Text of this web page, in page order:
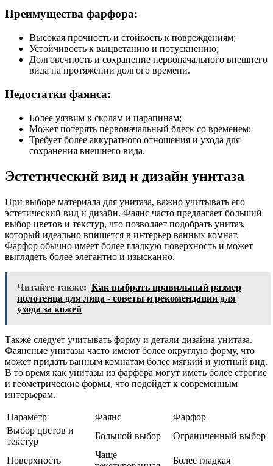
Преимущества фарфора:
Высокая прочность и стойкость к повреждениям;
Устойчивость к выцветанию и потускнению;
Долговечность и сохранение первоначального внешнего
вида на протяжении долгого времени.
Недостатки фаянса:
Более уязвим к сколам и царапинам;
Может потерять первоначальный блеск со временем;
Требует более аккуратного отношения и ухода для
сохранения внешнего вида.
Эстетический вид и дизайн унитаза
При выборе материала для унитаза, важно учитывать его
эстетический вид и дизайн. Фаянс часто предлагает больший
выбор цветов и текстур, что позволяет подобрать унитаз,
который идеально впишется в интерьер ванных комнат.
Фарфор обычно имеет более гладкую поверхность и может
выглядеть более элегантно и изысканно.
Читайте также: Как выбрать правильный размер
полотенца для лица - советы и рекомендации для
ухода за кожей
Также следует учитывать форму и детали дизайна унитаза.
Фаянсные унитазы часто имеют более округлую форму, что
может придать ванным комнатам более мягкий и уютный вид.
В то время как унитазы из фарфора могут иметь более строгие
и геометрические формы, что подойдет к современным
интерьерам.
Параметр Фаянс
Фарфор
Выбор цветов и
текстур
Большой выбор Ограниченный выбор
Поверхность
Чаще
Более гладкая